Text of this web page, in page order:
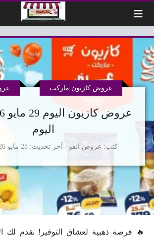
اليوم
كتب عروض انفو
عروض كازيون ماركت
آخر تحديث 28 مايو 2026 - 8:56م
🔥 فرصة ذهبية لعشاق التوفير! نقدم